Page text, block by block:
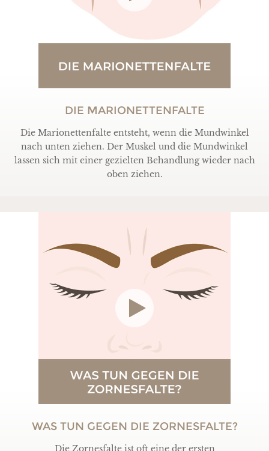
DIE MARIONETTENFALTE
Die Marionettenfalte entsteht, wenn die Mundwinkel
nach unten ziehen. Der Muskel und die Mundwinkel
lassen sich mit einer gezielten Behandlung wieder nach
oben ziehen.
WAS TUN GEGEN DIE ZORNESFALTE?
Die Zornesfalte ist oft eine der ersten